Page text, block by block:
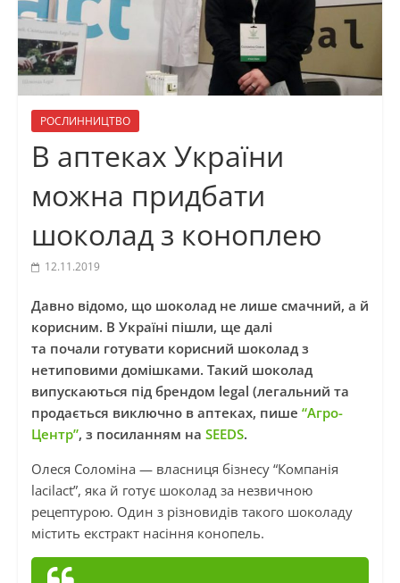
РОСЛИННИЦТВО
В аптеках України
можна придбати
шоколад з коноплею
12.11.2019
Давно відомо, що шоколад не лише смачний, а й
корисним. В Україні пішли, ще далі
та почали готувати корисний шоколад з
нетиповими домішками. Такий шоколад
випускаються під брендом legal (легальний та
продається виключно в аптеках, пише “Агро-
Центр”, з посиланням на SEEDS.
Олеся Соломіна — власниця бізнесу “Компанія
lacilact”, яка й готує шоколад за незвичною
рецептурою. Один з різновидів такого шоколаду
містить екстракт насіння конопель.